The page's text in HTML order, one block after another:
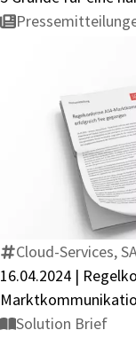
Cloud-Services,
16.04.2024 |
Solution Brief